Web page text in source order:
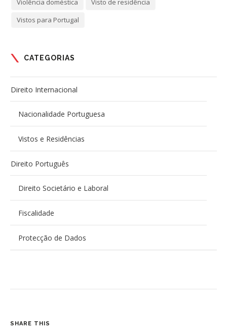
Violência doméstica
Visto de residência
Vistos para Portugal
CATEGORIAS
Direito Internacional
Nacionalidade Portuguesa
Vistos e Residências
Direito Português
Direito Societário e Laboral
Fiscalidade
Protecção de Dados
SHARE THIS